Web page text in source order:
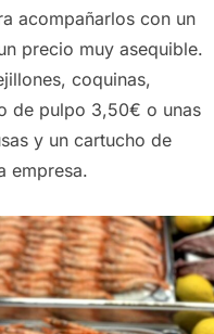
acompañarlos con un
precio muy asequible.
coquinas,
de pulpo 3,50€ o unas
y un cartucho de
empresa.